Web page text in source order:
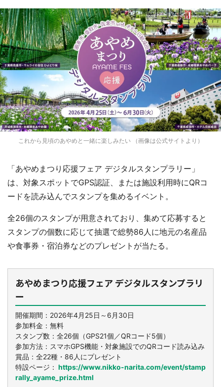
これから見頃のあやめと一緒に楽しみたい （画像は公式サイトより）
「あやめまつり応援フェア デジタルスタンプラリー」
は、対象スポットでGPS認証、または施設利用時にQRコ
ードを読み込んでスタンプを集めるイベント。
全26個のスタンプが用意されており、集めて応募すると
スタンプの個数に応じて抽選で総勢86人に地元の名産品
や食事券・宿泊券などのプレゼントが当たる。
あやめまつり応援フェア デジタルスタンプラリ
ー
開催期間：2026年4月25日～6月30日
参加料金：無料
スタンプ数：全26個（GPS21個／QRコード5個）
参加方法：スマホGPS機能・対象施設でのQRコード読み込み
賞品：全22種・86人にプレゼント
特設ページ： https://www.nikko-narita.com/event/stamp
rally_ayame_prize.html